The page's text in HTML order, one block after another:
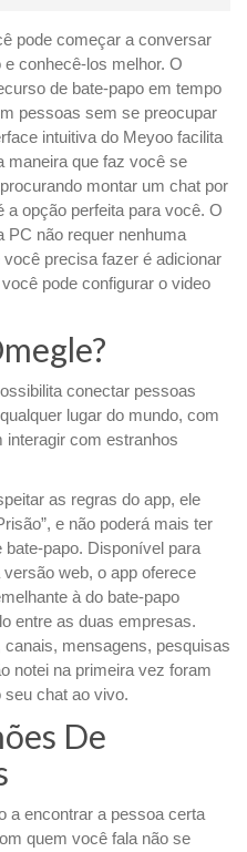
pode começar a conversar
conhecê-los melhor. O
de bate-papo em tempo
pessoas sem se preocupar
intuitiva do Meyoo facilita
maneira que faz você se
montar um chat por
opção perfeita para você. O
PC não requer nenhuma
precisa fazer é adicionar
pode configurar o video
conectar pessoas
lugar do mundo, com
com estranhos
as regras do app, ele
e não poderá mais ter
papo. Disponível para
web, o app oferece
à do bate-papo
entre as duas empresas.
mensagens, pesquisas
notei na primeira vez foram
chat ao vivo.
De
a encontrar a pessoa certa
quem você fala não se